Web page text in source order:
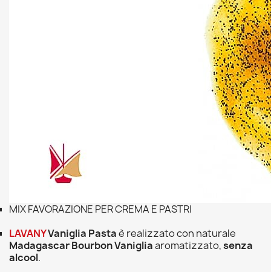
MIX FAVORAZIONE PER CREMA E PASTRI
LAVANYVaniglia Pastaè realizzato con naturale
Madagascar Bourbon Vanigliaaromatizzato,senza
alcool.